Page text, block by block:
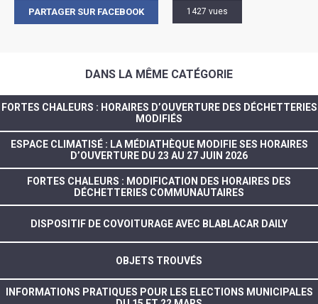
PARTAGER SUR FACEBOOK 1427 vues
DANS LA MÊME CATÉGORIE
FORTES CHALEURS : HORAIRES D’OUVERTURE DES DÉCHETTERIES
MODIFIÉS
ESPACE CLIMATISÉ : LA MÉDIATHÈQUE MODIFIE SES HORAIRES
D’OUVERTURE DU 23 AU 27 JUIN 2026
FORTES CHALEURS : MODIFICATION DES HORAIRES DES
DÉCHETTERIES COMMUNAUTAIRES
DISPOSITIF DE COVOITURAGE AVEC BLABLACAR DAILY
OBJETS TROUVÉS
INFORMATIONS PRATIQUES POUR LES ELECTIONS MUNICIPALES